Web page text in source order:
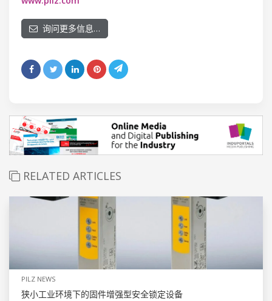
询问更多信息…
RELATED ARTICLES
PILZ NEWS
狭小工业环境下的固件增强型安全锁定设备